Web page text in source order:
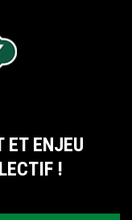
ET ENJEU
!